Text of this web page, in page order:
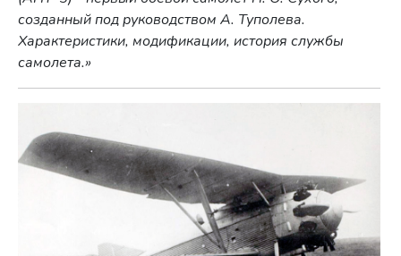
созданный под руководством А. Туполева.
Характеристики, модификации, история службы
самолета.»